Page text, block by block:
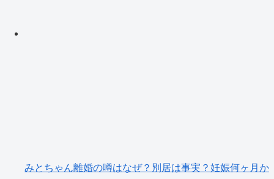
みとちゃん離婚の噂はなぜ？別居は事実？妊娠何ヶ月か